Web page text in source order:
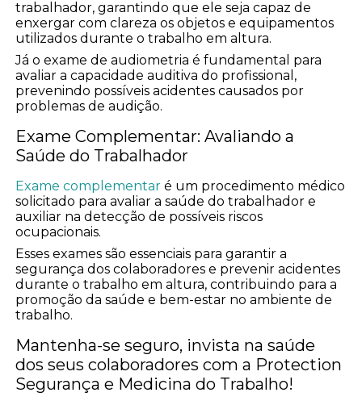
trabalhador, garantindo que ele seja capaz de
enxergar com clareza os objetos e equipamentos
utilizados durante o trabalho em altura.
Já o exame de audiometria é fundamental para
avaliar a capacidade auditiva do profissional,
prevenindo possíveis acidentes causados por
problemas de audição.
Exame Complementar: Avaliando a
Saúde do Trabalhador
Exame complementar é um procedimento médico
solicitado para avaliar a saúde do trabalhador e
auxiliar na detecção de possíveis riscos
ocupacionais.
Esses exames são essenciais para garantir a
segurança dos colaboradores e prevenir acidentes
durante o trabalho em altura, contribuindo para a
promoção da saúde e bem-estar no ambiente de
trabalho.
Mantenha-se seguro, invista na saúde
dos seus colaboradores com a Protection
Segurança e Medicina do Trabalho!